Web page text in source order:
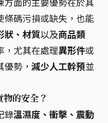
條碼污損或缺失，也能
狀、材質以及商品類
，尤其在處理異形件或
勢， 減少人工幹預並
的安全？
錄溫濕度、衝擊、震動